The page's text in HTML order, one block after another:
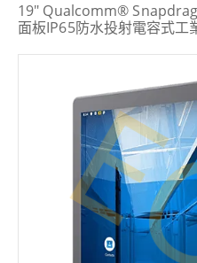
19" Qualcomm®
面板IP65防水投射電容式工